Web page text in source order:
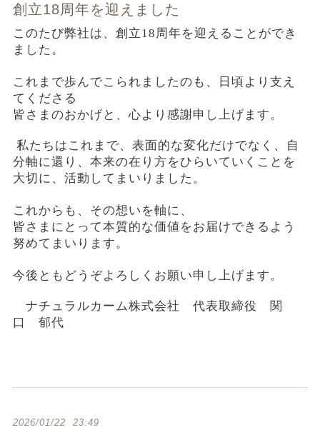
創立18周年を迎えました
このたび弊社は、創立18周年を迎えることができ
ました。
これまで歩んでこられましたのも、
日頃より支え
てくださる
皆さまのおかげと、心より感謝申し上げます。
私たちはこれまで、表面的な変化だけでなく、
自
分軸に還り、本来の在り方をひらいていくことを
大切に、活動してまいりました。
これからも、その想いを軸に、
皆さまにとって本質的な価値をお届けできるよう
努めてまいります。
今後ともどうぞよろしくお願い申し上げます。
ナチュラルカーム株式会社 代表取締役 関
口 郁代
2026/01/22 23:49